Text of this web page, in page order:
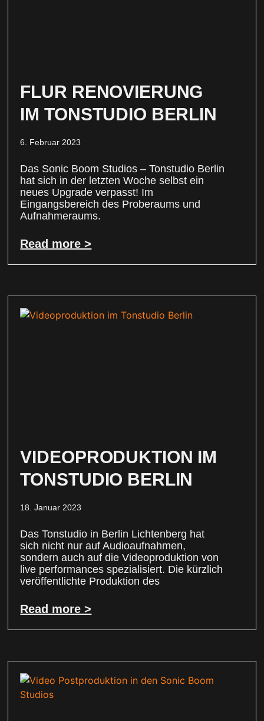
FLUR RENOVIERUNG
IM TONSTUDIO BERLIN
6. Februar 2023
Das Sonic Boom Studios – Tonstudio Berlin
hat sich in der letzten Woche selbst ein
neues Upgrade verpasst! Im
Eingangsbereich des Proberaums und
Aufnahmeraums.
Read more >
VIDEOPRODUKTION IM
TONSTUDIO BERLIN
18. Januar 2023
Das Tonstudio in Berlin Lichtenberg hat
sich nicht nur auf Audioaufnahmen,
sondern auch auf die Videoproduktion von
live performances spezialisiert. Die kürzlich
veröffentlichte Produktion des
Read more >